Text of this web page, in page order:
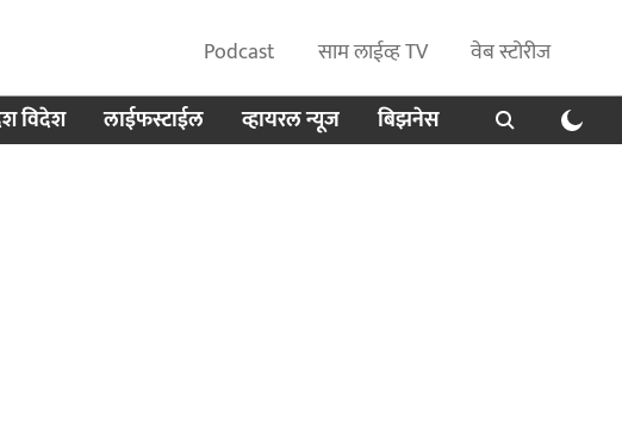
Podcast साम लाईव्ह TV
वेब स्टोरीज
विदेश लाईफस्टाईल व्हायरल न्यूज बिझनेस